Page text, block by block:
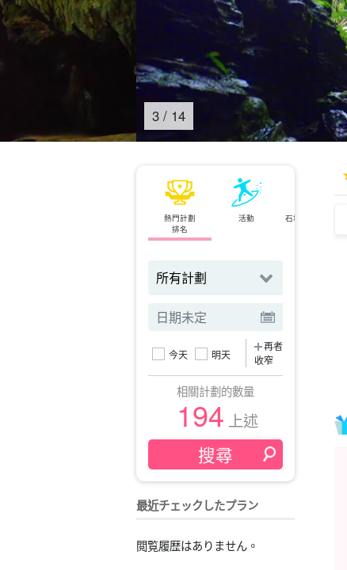
4 / 14
熱門計劃
排名
活動
石垣島⇄西表島
今天 明天
再者
收窄
相關計劃的數量
194 上述
最近チェックしたプラン
閲覧履歴はありません。